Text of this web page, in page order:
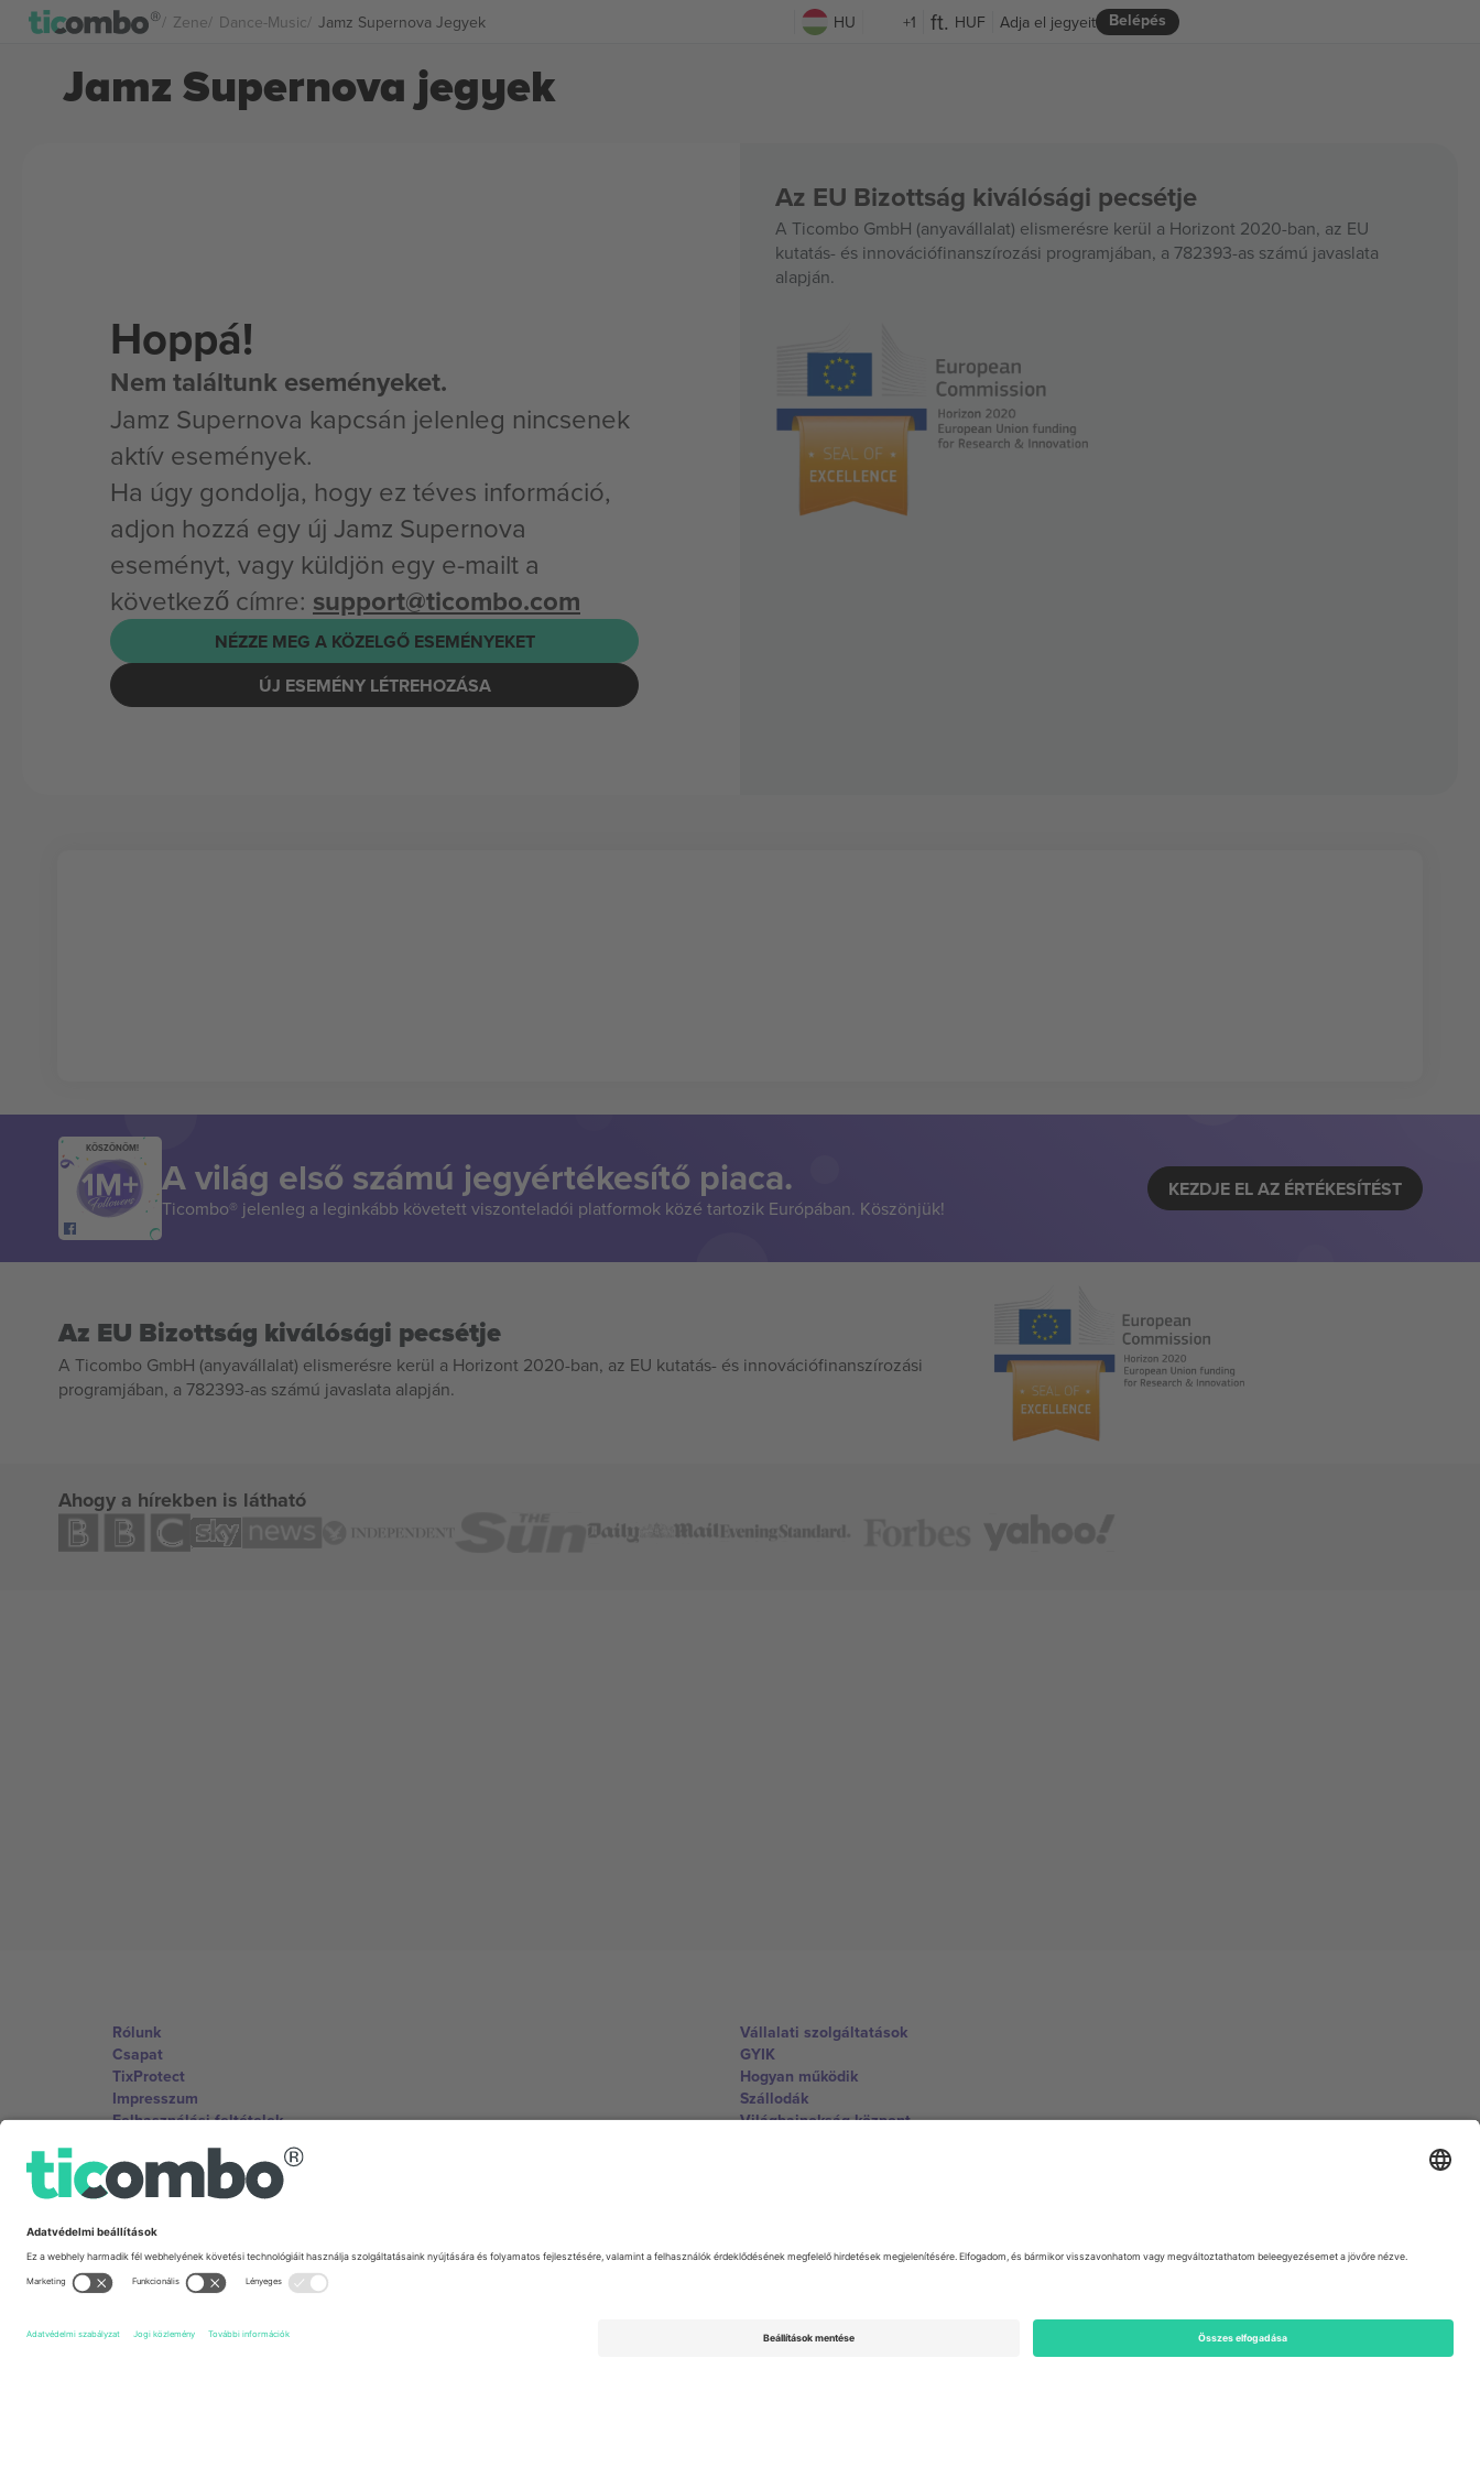
Zene Dance-Music Jamz Supernova Jegyek HU +1 HUF Belépés
Adja el jegyeit
Jamz Supernova jegyek
Hoppá!
Nem találtunk eseményeket.
Jamz Supernova kapcsán jelenleg nincsenek
aktív események.
Ha úgy gondolja, hogy ez téves információ,
adjon hozzá egy új Jamz Supernova
eseményt, vagy küldjön egy e-mailt a
következő címre: support@ticombo.com
NÉZZE MEG A KÖZELGŐ ESEMÉNYEKET
ÚJ ESEMÉNY LÉTREHOZÁSA
Az EU Bizottság kiválósági pecsétje
A Ticombo GmbH (anyavállalat) elismerésre kerül a Horizont 2020-ban, az EU
kutatás- és innovációfinanszírozási programjában, a 782393-as számú javaslata
alapján.
KÖSZÖNÖM!
A világ első számú jegyértékesítő piaca.
Ticombo® jelenleg a leginkább követett viszonteladói platformok közé tartozik Európában. Köszönjük!
KEZDJE EL AZ ÉRTÉKESÍTÉST
Az EU Bizottság kiválósági pecsétje
A Ticombo GmbH (anyavállalat) elismerésre kerül a Horizont 2020-ban, az EU kutatás- és innovációfinanszírozási
programjában, a 782393-as számú javaslata alapján.
Ahogy a hírekben is látható
Rólunk
Csapat
TixProtect
Impresszum
Felhasználási feltételek
Partnerprogram
Vállalati szolgáltatások
GYIK
Hogyan működik
Szállodák
Világbajnokság központ